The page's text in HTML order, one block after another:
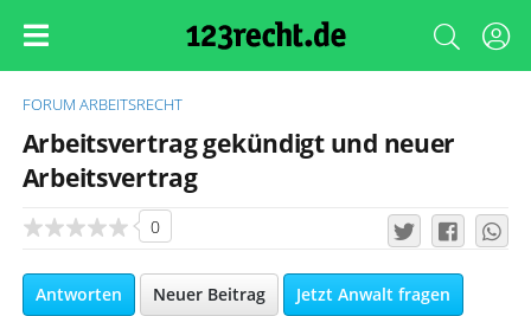
FORUM ARBEITSRECHT
Arbeitsvertrag gekündigt und neuer
Arbeitsvertrag
0
Antworten Neuer Beitrag Jetzt Anwalt fragen